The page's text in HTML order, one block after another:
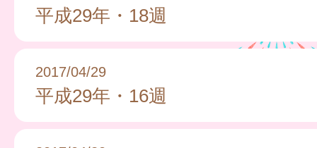
平成29年・18週
2017/04/29
平成29年・16週